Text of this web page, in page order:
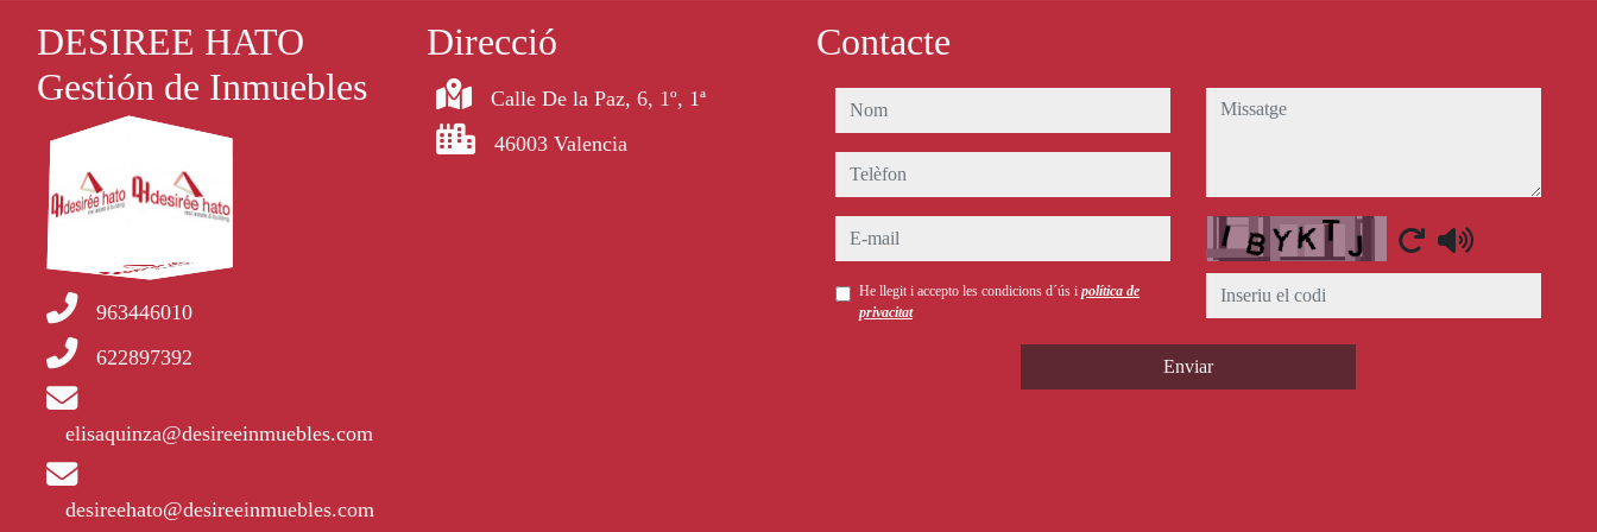
DESIREE HATO
Gestión de Inmuebles
963446010
622897392
elisaquinza@desireeinmuebles.com
desireehato@desireeinmuebles.com
Direcció
Calle De la Paz, 6, 1º, 1ª
46003 Valencia
Contacte
nom
telèfon
e-mail
He llegit i accepto les condicions d´ús i política de
privacitat
missatge
Captcha
Enviar